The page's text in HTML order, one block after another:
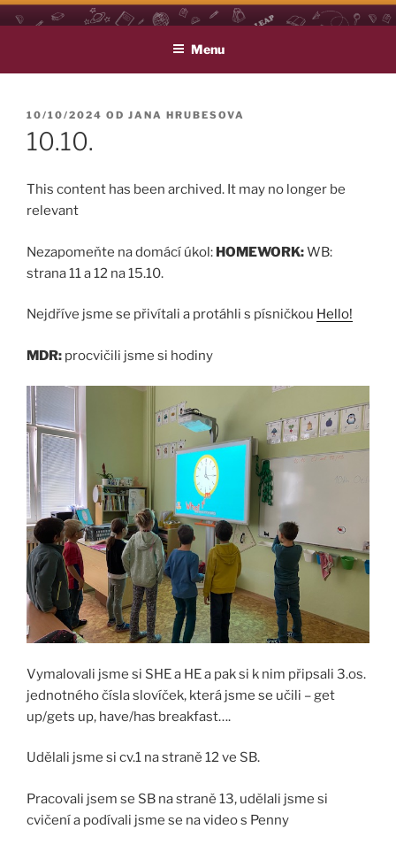
Přejít
k
webu
LEAP
Life Long English Achievement Project
Menu
PUBLIKOVÁNO
10/10/2024 OD JANA HRUBESOVA
10.10.
This content has been archived. It may no longer be
relevant
Nezapomeňte na domácí úkol: HOMEWORK:WB:
strana 11 a 12 na 15.10.
Nejdříve jsme se přivítali a protáhli s písničkou Hello!
MDR: procvičili jsme si hodiny
Vymalovali jsme si SHE a HE a pak si k nim připsali 3.os.
jednotného čísla slovíček, která jsme se učili – get
up/gets up, have/has breakfast….
Udělali jsme si cv.1 na straně 12 ve SB.
Pracovali jsem se SB na straně 13, udělali jsme si
cvičení a podívali jsme se na video s Penny